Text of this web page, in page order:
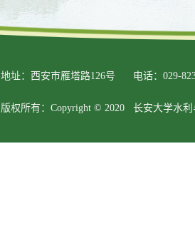
地址：西安市雁塔路126号 电话：029-
版权所有：Copyright © 2020 长安大学水利